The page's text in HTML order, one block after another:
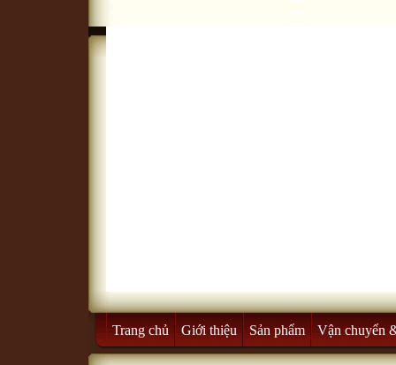
Trang chủ Giới thiệu Sản phẩm Vận chuyển